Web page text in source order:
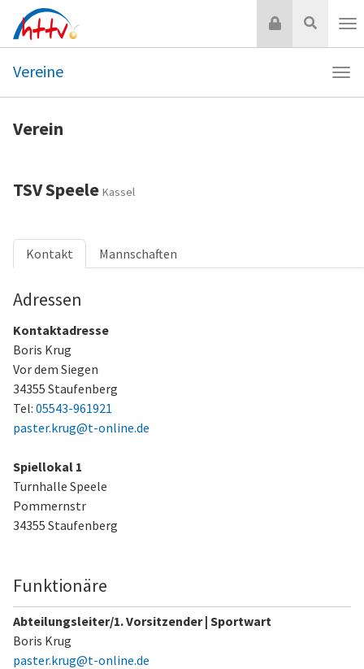
Inhalt
springen
Suche
Login
Vereine
Verein
TSV Speele Kassel
Kontakt Mannschaften
Adressen
Kontaktadresse
Boris Krug
Vor dem Siegen
34355 Staufenberg
Tel: 05543-961921
paster.krug@t-online.de
Spiellokal 1
Turnhalle Speele
Pommernstr
34355 Staufenberg
Funktionäre
Abteilungsleiter/1. Vorsitzender | Sportwart
Boris Krug
paster.krug@t-online.de